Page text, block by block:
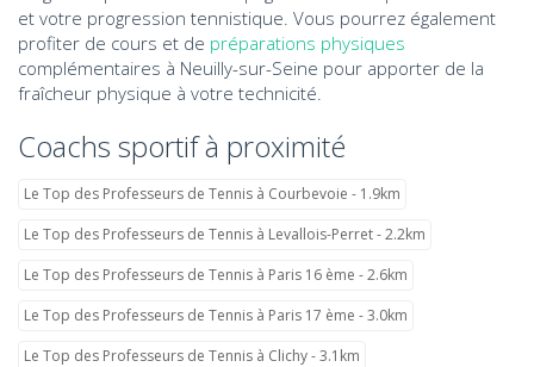
et votre progression tennistique. Vous pourrez également
profiter de cours et de préparations physiques
complémentaires à Neuilly-sur-Seine pour apporter de la
fraîcheur physique à votre technicité.
Coachs sportif à proximité
Le Top des Professeurs de Tennis à Courbevoie - 1.9km
Le Top des Professeurs de Tennis à Levallois-Perret - 2.2km
Le Top des Professeurs de Tennis à Paris 16 ème - 2.6km
Le Top des Professeurs de Tennis à Paris 17 ème - 3.0km
Le Top des Professeurs de Tennis à Clichy - 3.1km